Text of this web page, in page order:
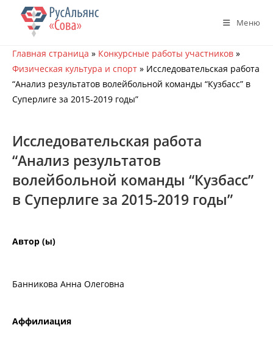
Перейти
содержимому
Меню
Главная страница » Конкурсные работы участников »
Физическая культура и спорт » Исследовательская работа
“Анализ результатов волейбольной команды “Кузбасс” в
Суперлиге за 2015-2019 годы”
Исследовательская работа
“Анализ результатов
волейбольной команды “Кузбасс”
в Суперлиге за 2015-2019 годы”
Автор (ы)
Банникова Анна Олеговна
Аффилиация